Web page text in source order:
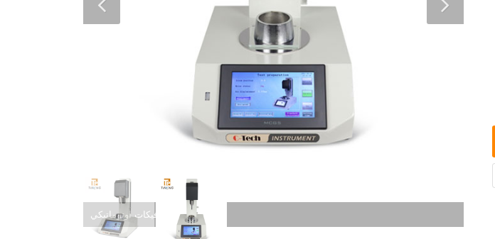
جهاز فيكات اوتوماتيكي